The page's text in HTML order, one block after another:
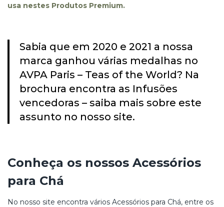
usa nestes Produtos Premium.
Sabia que em 2020 e 2021 a nossa
marca ganhou várias medalhas no
AVPA Paris – Teas of the World? Na
brochura encontra as Infusões
vencedoras – saiba mais sobre este
assunto no nosso site.
Conheça os nossos Acessórios
para Chá
No nosso site encontra vários Acessórios para Chá, entre os